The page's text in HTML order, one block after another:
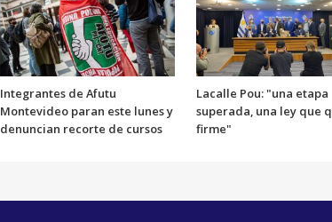
Integrantes de Afutu
Montevideo paran este lunes y
denuncian recorte de cursos
Lacalle Pou: "una etapa
superada, una ley que
firme"